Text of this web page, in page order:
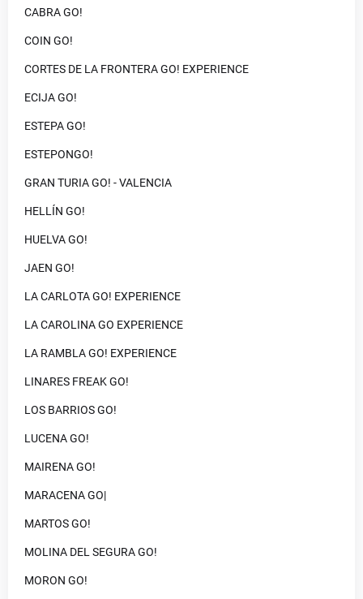
CABRA GO!
COIN GO!
CORTES DE LA FRONTERA GO! EXPERIENCE
ECIJA GO!
ESTEPA GO!
ESTEPONGO!
GRAN TURIA GO! - VALENCIA
HELLÍN GO!
HUELVA GO!
JAEN GO!
LA CARLOTA GO! EXPERIENCE
LA CAROLINA GO EXPERIENCE
LA RAMBLA GO! EXPERIENCE
LINARES FREAK GO!
LOS BARRIOS GO!
LUCENA GO!
MAIRENA GO!
MARACENA GO|
MARTOS GO!
MOLINA DEL SEGURA GO!
MORON GO!